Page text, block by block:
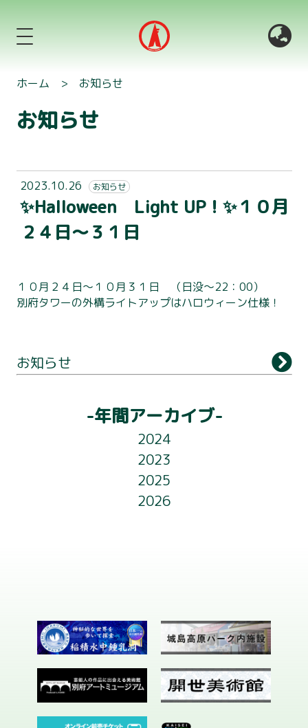
別府タワーについて
利用案内
展望台
観 光
お知らせ
会社概要
お問い合わせ
ホーム > お知らせ
お知らせ
2023.10.26 お知らせ
✨Halloween Light UP！✨１０月
２４日～３１日
１０月２４日～１０月３１日 （日没～22：00）
別府タワーの外構ライトアップはハロウィーン仕様！
お知らせ
-年間アーカイブ-
2024
2023
2025
2026